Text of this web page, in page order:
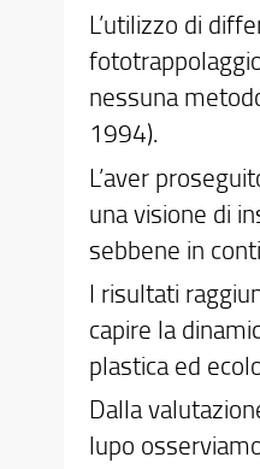
L’utilizzo di
nessuna
1994).
L’aver
una visione di
sebbene in
I risultati
capire la
plastica ed
Dalla
lupo